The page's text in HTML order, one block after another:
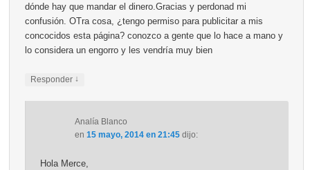
dónde hay que mandar el dinero.Gracias y perdonad mi
confusión. OTra cosa, ¿tengo permiso para publicitar a mis
concocidos esta página? conozco a gente que lo hace a mano y
lo considera un engorro y les vendría muy bien
Responder ↓
Analía Blanco
en 15 mayo, 2014 en 21:45 dijo:
Hola Merce,